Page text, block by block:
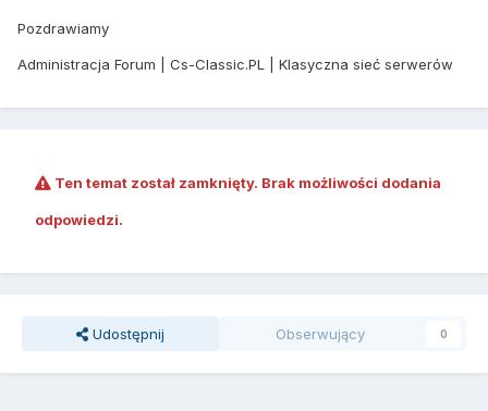
Pozdrawiamy
Administracja Forum | Cs-Classic.PL | Klasyczna sieć serwerów
Ten temat został zamknięty. Brak możliwości dodania
odpowiedzi.
Udostępnij Obserwujący 0